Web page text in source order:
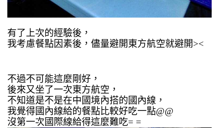
有了上次的經驗後，
我考慮餐點因素後，儘量避開東方航空就避開><
不過不可能這麼剛好，
後來又坐了一次東方航空，
不知道是不是在中國境內搭的國內線，
我覺得國內線給的餐點比較好吃一點@@
沒第一次國際線給得這麼難吃= =